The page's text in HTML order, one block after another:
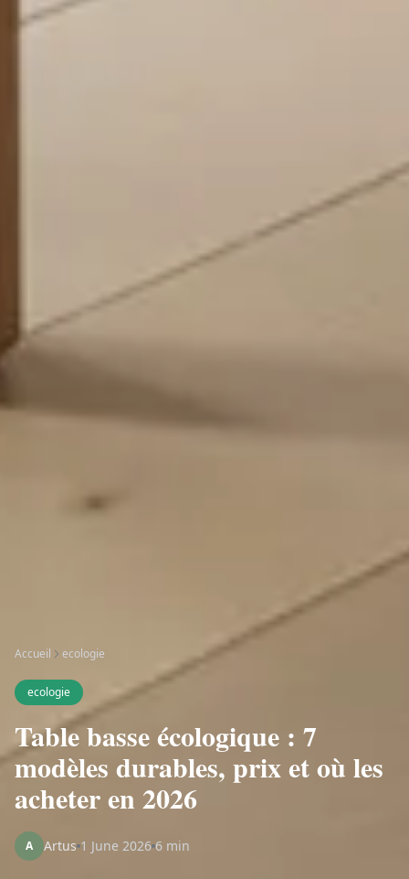
Accueil ecologie
ecologie
Table basse écologique : 7
modèles durables, prix et où les
acheter en 2026
A Artus 1 June 2026 6 min